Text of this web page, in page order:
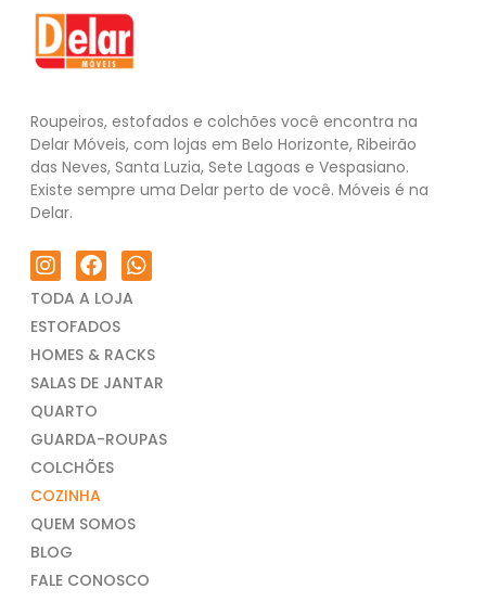
Roupeiros, estofados e colchões você encontra na
Delar Móveis, com lojas em Belo Horizonte, Ribeirão
das Neves, Santa Luzia, Sete Lagoas e Vespasiano.
Existe sempre uma Delar perto de você. Móveis é na
Delar.
TODA A LOJA
ESTOFADOS
HOMES & RACKS
SALAS DE JANTAR
QUARTO
GUARDA-ROUPAS
COLCHÕES
COZINHA
QUEM SOMOS
BLOG
FALE CONOSCO